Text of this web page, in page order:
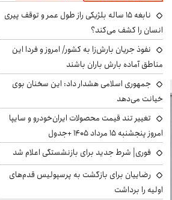
نابغه ۱۵ ساله بلژیکی راز طول عمر و توقف پیری
انسان را کشف می‌کند؟
نفوذ جریان بارش‌زا به کشور/ امروز و فردا این
مناطق آماده بارش باران باشند
جمهوری اسلامی هشدار داد: این سخنان بوی
خیانت می‌دهد
تغییر تند قیمت محصولات ایران‌خودرو و سایپا
امروز پنجشنبه ۱۵ مرداد ۱۴۰۵ +جدول
فوری| شرط جدید برای بازنشستگی اعلام شد
رضاییان برای بازگشت به پرسپولیس قدم‌های
اولیه را برداشت